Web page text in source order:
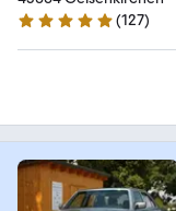
4.8 Sterne
(127)